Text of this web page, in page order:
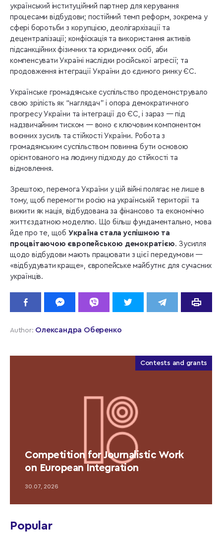
український інституційний партнер для керування
процесами відбудови; постійний темп реформ, зокрема у
сфері боротьби з корупцією, деолігархізації та
децентралізації; конфіскація та використання активів
підсанкційних фізичних та юридичних осіб, аби
компенсувати Україні наслідки російської агресії; та
продовження інтеграції України до єдиного ринку ЄС.
Українське громадянське суспільство продемонструвало
свою зрілість як “наглядач” і опора демократичного
прогресу України та інтеграції до ЄС, і зараз — під
надзвичайним тиском — воно є ключовим компонентом
воєнних зусиль та стійкості України. Робота з
громадянським суспільством повинна бути основою
орієнтованого на людину підходу до стійкості та
відновлення.
Зрештою, перемога України у цій війні полягає не лише в
тому, щоб перемогти росію на українській території та
вижити як нація, відбудована за фінансово та економічно
життєздатною моделлю. Що більш фундаментально, мова
йде про те, щоб Україна стала успішною та
процвітаючою європейською демократією. Зусилля
щодо відбудови мають працювати з цієї передумови —
«відбудувати краще», європейське майбутнє для сучасних
українців.
Author: Олександра Оберенко
Contests and grants
Competition for Journalistic Work
on European Integration
30.07, 2026
Popular